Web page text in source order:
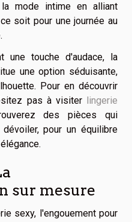
mode intime en alliant
soit pour une journée au
une touche d'audace, la
une option séduisante,
Pour en découvrir
pas à visiter
lingerie
des pièces qui
pour un équilibre
sur mesure
sexy, l'engouement pour